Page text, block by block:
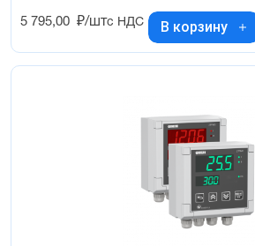
5 795,00 ₽/штс НДС В корзину